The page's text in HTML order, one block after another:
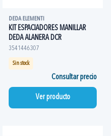
DEDA ELEMENTI
KIT ESPACIADORES MANILLAR
DEDA ALANERA DCR
3541446307
Sin stock
Consultar precio
Ver producto